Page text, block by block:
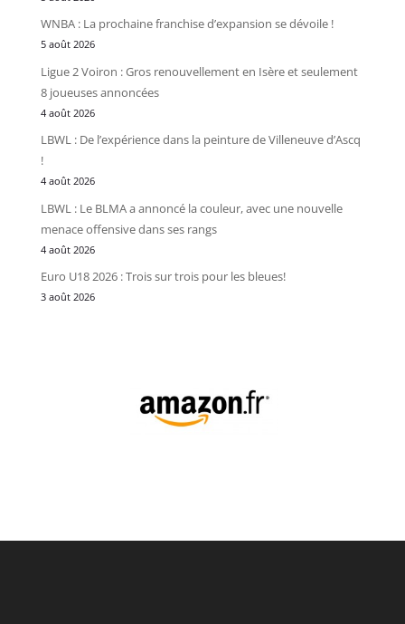
WNBA : La prochaine franchise d’expansion se dévoile !
5 août 2026
Ligue 2 Voiron : Gros renouvellement en Isère et seulement
8 joueuses annoncées
4 août 2026
LBWL : De l’expérience dans la peinture de Villeneuve d’Ascq
!
4 août 2026
LBWL : Le BLMA a annoncé la couleur, avec une nouvelle
menace offensive dans ses rangs
4 août 2026
Euro U18 2026 : Trois sur trois pour les bleues!
3 août 2026